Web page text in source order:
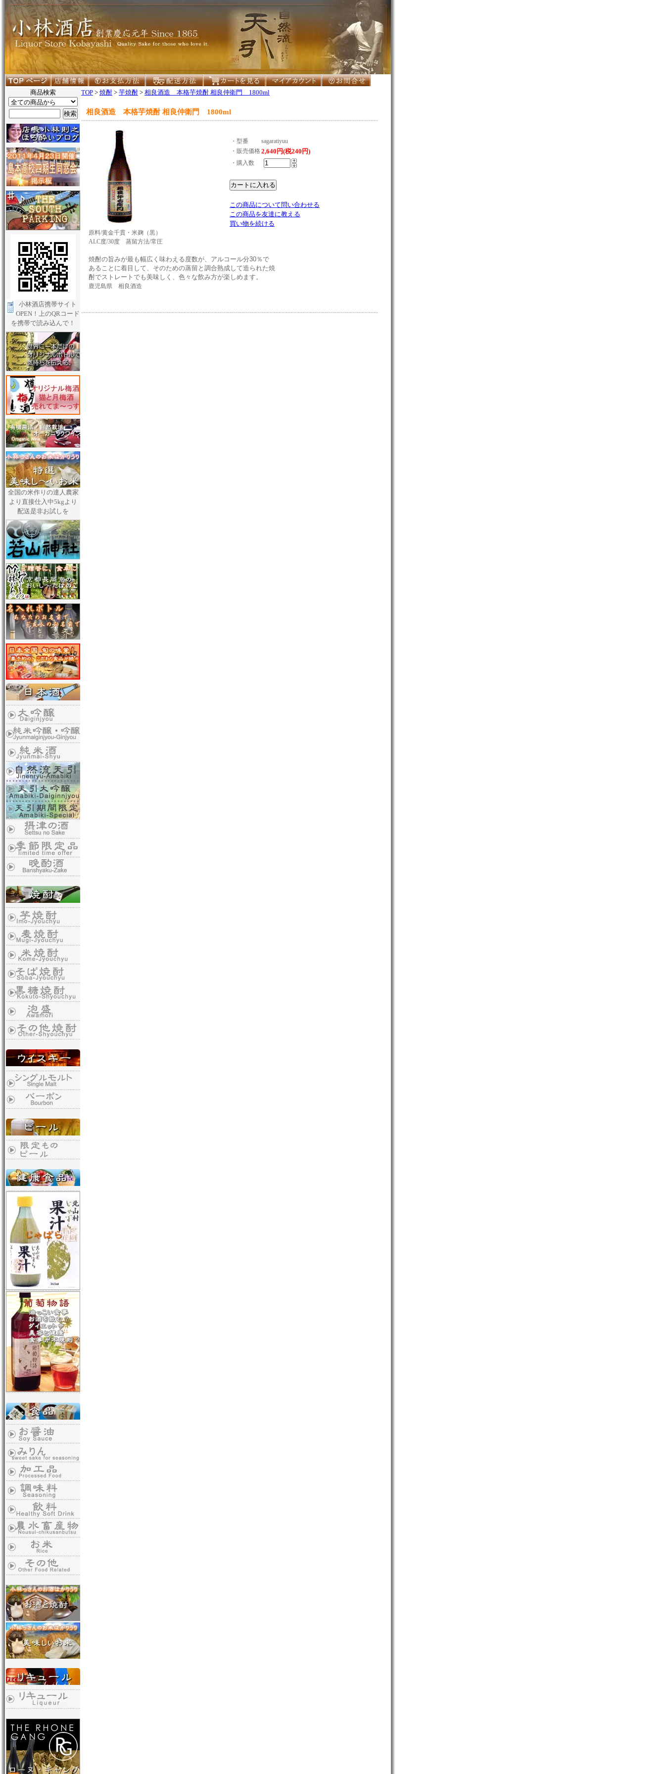
商品検索
小林酒店携帯サイト
OPEN！上のQRコード
を携帯で読み込んで！
全国の米作りの達人農家
より直接仕入中5kgより
配送是非お試しを
TOP > 焼酎 > 芋焼酎 > 相良酒造 本格芋焼酎 相良仲衛門 1800ml
相良酒造 本格芋焼酎 相良仲衛門 1800ml
・型番
sagaratiyuu
・販売価格2,640円(税240円)
・購入数
この商品について問い合わせる
この商品を友達に教える
買い物を続ける
原料/黄金千貫・米麹（黒）
ALC度/30度 蒸留方法/常圧
焼酎の旨みが最も幅広く味わえる度数が、アルコール分30％で
あることに着目して、そのための蒸留と調合熟成して造られた焼
酎でストレートでも美味しく、色々な飲み方が楽しめます。
鹿児島県 相良酒造